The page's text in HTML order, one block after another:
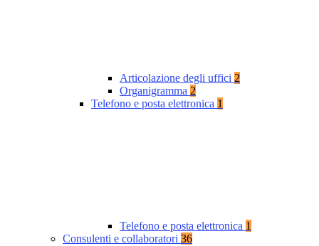
Articolazione degli uffici 2
Organigramma 2
Telefono e posta elettronica 1
Telefono e posta elettronica 1
Consulenti e collaboratori 36